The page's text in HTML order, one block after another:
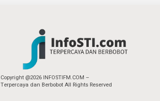
Copyright @2026 INFOSTIFM.COM –
Terpercaya dan Berbobot All Rights Reserved